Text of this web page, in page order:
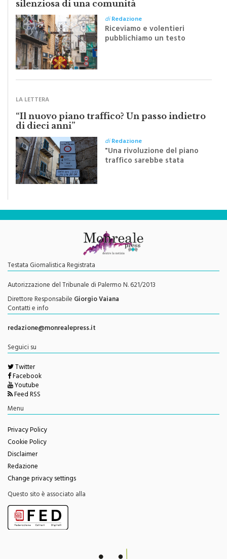
diRedazione
Riceviamo e volentieri
pubblichiamo un testo
inviato dalla scrittrice
monrealese Mariella
“Il nuovo piano traffico? Un passo indietro
di dieci anni”
"Una rivoluzione del piano
traffico sarebbe stata
efficace se preceduta da
una rivoluzione culturale"
Testata Giornalistica Registrata
Autorizzazione del Tribunale di Palermo N. 621/2013
Direttore ResponsabileGiorgio Vaiana
Contatti e info
redazione@monrealepress.it
Twitter
Facebook
Youtube
Feed RSS
Menu
Privacy Policy
Cookie Policy
Disclaimer
Redazione
Change privacy settings
Questo sito è associato alla